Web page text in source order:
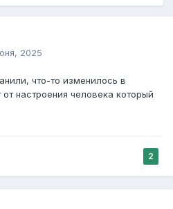
2025
что-то изменилось в
настроения человека который
2